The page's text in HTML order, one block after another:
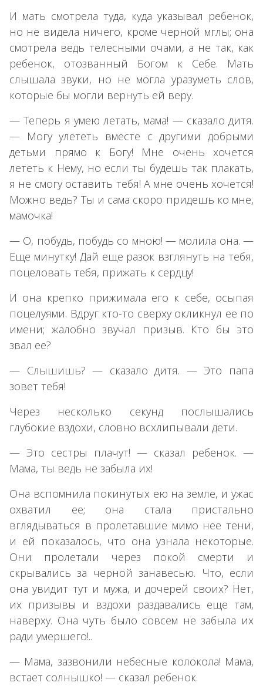
И мать смотрела туда, куда указывал ребенок,
но не видела ничего, кроме черной мглы; она
смотрела ведь телесными очами, а не так, как
ребенок, отозванный Богом к Себе. Мать
слышала звуки, но не могла уразуметь слов,
которые бы могли вернуть ей веру.
— Теперь я умею летать, мама! — сказало дитя.
— Могу улететь вместе с другими добрыми
детьми прямо к Богу! Мне очень хочется
лететь к Нему, но если ты будешь так плакать,
я не смогу оставить тебя! А мне очень хочется!
Можно ведь? Ты и сама скоро придешь ко мне,
мамочка!
— О, побудь, побудь со мною! — молила она. —
Еще минутку! Дай еще разок взглянуть на тебя,
поцеловать тебя, прижать к сердцу!
И она крепко прижимала его к себе, осыпая
поцелуями. Вдруг кто-то сверху окликнул ее по
имени; жалобно звучал призыв. Кто бы это
звал ее?
— Слышишь? — сказало дитя. — Это папа
зовет тебя!
Через несколько секунд послышались
глубокие вздохи, словно всхлипывали дети.
— Это сестры плачут! — сказал ребенок. —
Мама, ты ведь не забыла их!
Она вспомнила покинутых ею на земле, и ужас
охватил ее; она стала пристально
вглядываться в пролетавшие мимо нее тени,
и ей показалось, что она узнала некоторые.
Они пролетали через покой смерти и
скрывались за черной занавесью. Что, если
она увидит тут и мужа, и дочерей своих? Нет,
их призывы и вздохи раздавались еще там,
наверху. Она чуть было совсем не забыла их
ради умершего!..
— Мама, зазвонили небесные колокола! Мама,
встает солнышко! — сказал ребенок.
×